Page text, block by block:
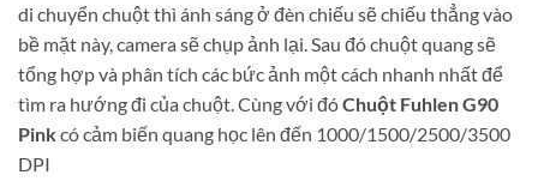
di chuyển chuột thì ánh sáng ở đèn chiếu sẽ chiếu thẳng vào
bề mặt này, camera sẽ chụp ảnh lại. Sau đó chuột quang sẽ
tổng hợp và phân tích các bức ảnh một cách nhanh nhất để
tìm ra hướng đi của chuột. Cùng với đóChuột Fuhlen G90
Pinkcó cảm biến quang học lên đến 1000/1500/2500/3500
DPI